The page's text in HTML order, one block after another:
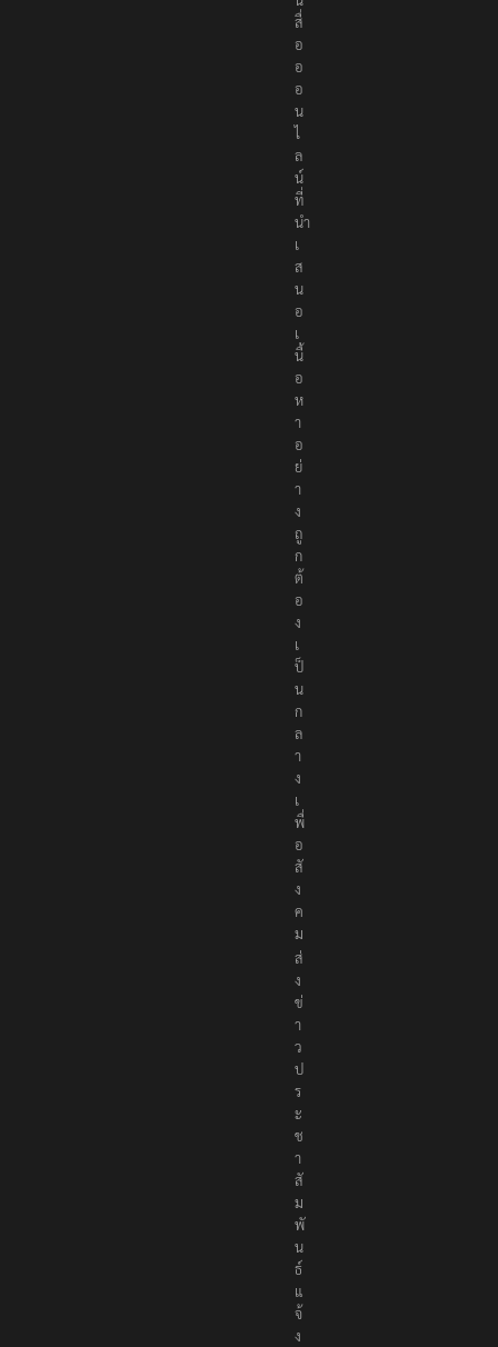
สื่
อ
อ
อ
น
ไ
ล
น์
ที่
นำ
เ
ส
น
อ
เ
นื้
อ
ห
า
อ
ย่
า
ง
ถู
ก
ต้
อ
ง
เ
ป็
น
ก
ล
า
ง
เ
พื่
อ
สั
ง
ค
ม
ส่
ง
ข่
า
ว
ป
ร
ะ
ช
า
สั
ม
พั
น
ธ์
แ
จ้
ง